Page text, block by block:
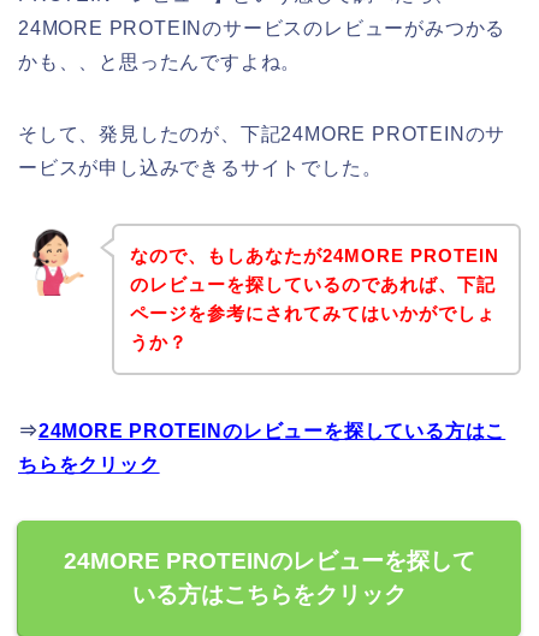
24MORE PROTEINのサービスのレビューがみつかる
かも、、と思ったんですよね。
そして、発見したのが、下記24MORE PROTEINのサ
ービスが申し込みできるサイトでした。
なので、もしあなたが24MORE PROTEIN
のレビューを探しているのであれば、下記
ページを参考にされてみてはいかがでしょ
うか？
⇒24MORE PROTEINのレビューを探している方はこ
ちらをクリック
24MORE PROTEINのレビューを探して
いる方はこちらをクリック